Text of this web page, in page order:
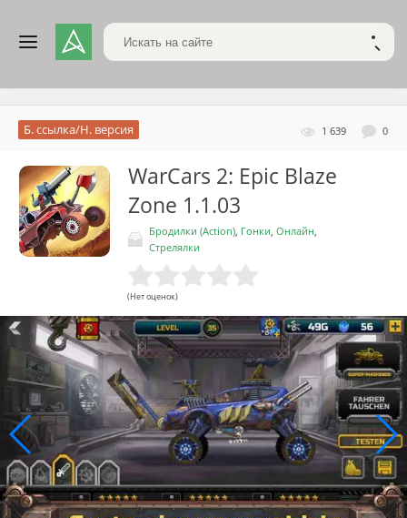
Поиск по сайту
1 639 0
Б. ссылка/Н. версия
WarCars 2: Epic Blaze
Zone 1.1.03
Бродилки (Action) Гонки Онлайн
Стрелялки
(Нет оценок)